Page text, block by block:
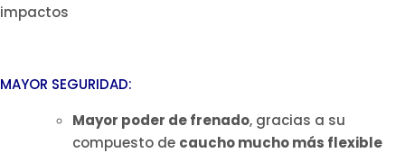
impactos
MAYOR SEGURIDAD:
Mayor poder de frenado, gracias a su
compuesto de caucho mucho más flexible